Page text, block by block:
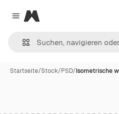
Close menu
Magnific
Startseite/Stock/PSD/Isometrische